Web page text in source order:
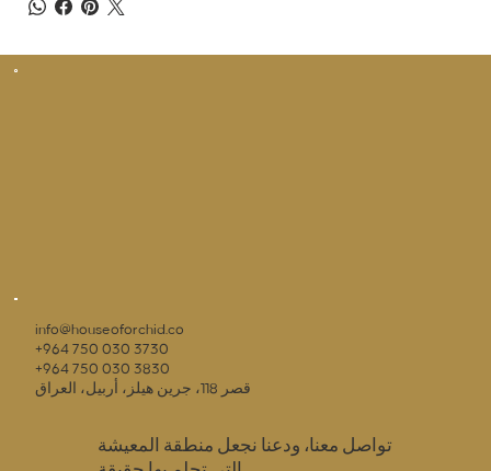
info@houseoforchid.co
+964 750 030 3730
+964 750 030 3830
قصر 118، جرين هيلز، أربيل، العراق
تواصل معنا، ودعنا نجعل منطقة المعيشة